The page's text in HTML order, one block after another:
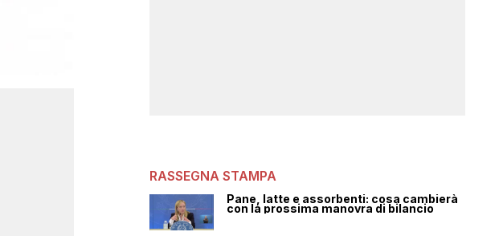
RASSEGNA STAMPA
Pane, latte e assorbenti: cosa cambierà
con la prossima manovra di bilancio